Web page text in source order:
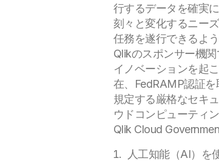
行するデータを確実
刻々と変化するニー
任務を遂行できるよ
Qlikのスポンサー機関
イノベーションを起
在、FedRAMP認証
規定する厳格なセキ
ウドコンピューティ
Qlik Cloud
人工知能（AI）を